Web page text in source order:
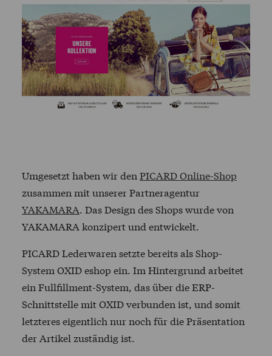
Umgesetzt haben wir den PICARDOnline-Shop
zusammen mit unserer Partneragentur
YAKAMARA. Das Design des Shops wurde von
YAKAMARA konzipert und entwickelt.
PICARDLederwaren setzte bereits als Shop-
System OXIDeshop ein. Im Hintergrund arbeitet
ein Fullfillment-System, das über dieERP-
Schnittstelle mitOXIDverbunden ist, und somit
letzteres eigentlich nur noch für die Präsentation
der Artikel zuständig ist.